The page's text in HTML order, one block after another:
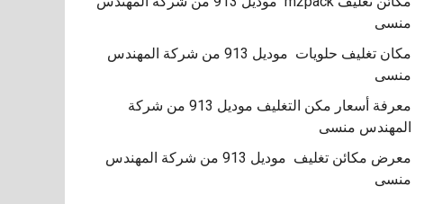
منسى
مكان تغليف حلويات موديل 913 من شركة المهندس
منسى
معرفة أسعار مكن التغليف موديل 913 من شركة
المهندس منسى
معرض مكائن تغليف موديل 913 من شركة المهندس
منسى